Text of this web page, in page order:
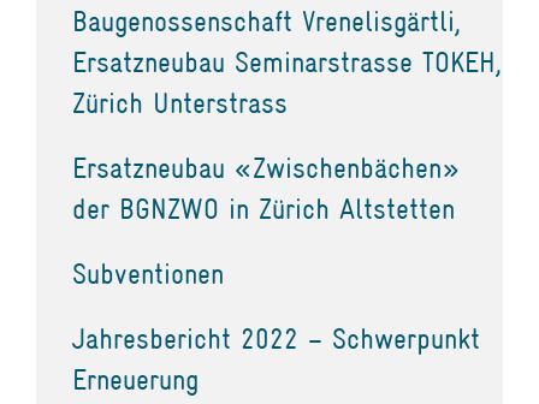
Baugenossenschaft Vrenelisgärtli,
Ersatzneubau Seminarstrasse TOKEH,
Zürich Unterstrass
Ersatzneubau «Zwischenbächen»
der BGNZWO in Zürich Altstetten
Subventionen
Jahresbericht 2022 – Schwerpunkt
Erneuerung